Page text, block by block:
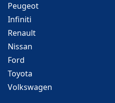
Peugeot
Infiniti
Renault
Nissan
Ford
Toyota
Volkswagen